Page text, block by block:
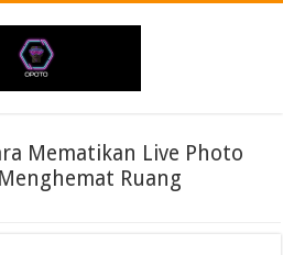
Mematikan Live Photo
Ruang